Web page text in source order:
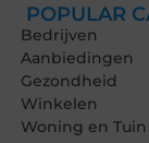
POPULAR
Bedrijven
Aanbiedingen
Gezondheid
Winkelen
Woning en Tuin